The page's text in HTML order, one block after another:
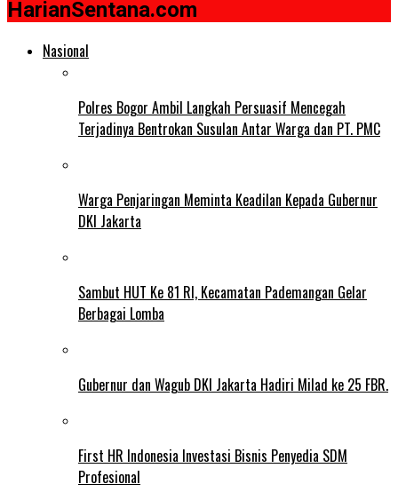
HarianSentana.com
Nasional
Polres Bogor Ambil Langkah Persuasif Mencegah
Terjadinya Bentrokan Susulan Antar Warga dan PT. PMC
Warga Penjaringan Meminta Keadilan Kepada Gubernur
DKI Jakarta
Sambut HUT Ke 81 RI, Kecamatan Pademangan Gelar
Berbagai Lomba
Gubernur dan Wagub DKI Jakarta Hadiri Milad ke 25 FBR.
First HR Indonesia Investasi Bisnis Penyedia SDM
Profesional